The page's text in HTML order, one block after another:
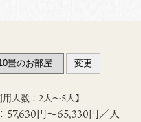
用人数：2人〜5人】
57,630円〜65,330円／人